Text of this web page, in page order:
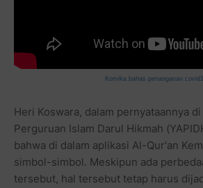
Komika bahas penanganan
Heri Koswara, dalam pernyataannya di
Perguruan Islam Darul Hikmah
bahwa di dalam aplikasi Al-Qur'an
simbol-simbol. Meskipun ada
tersebut, hal tersebut tetap harus